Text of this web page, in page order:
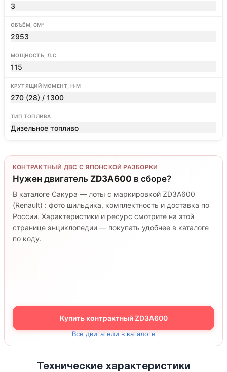
3
ОБЪЁМ, СМ³
2953
МОЩНОСТЬ, Л.С.
115
КРУТЯЩИЙ МОМЕНТ, Н·М
270 (28) / 1300
ТИП ТОПЛИВА
Дизельное топливо
КОНТРАКТНЫЙ ДВС С ЯПОНСКОЙ РАЗБОРКИ
Нужен двигатель ZD3A600 в сборе?
В каталоге Сакура — лоты с маркировкой ZD3A600
(Renault) : фото шильдика, комплектность и доставка по
России. Характеристики и ресурс смотрите на этой
странице энциклопедии — покупать удобнее в каталоге
по коду.
Купить контрактный ZD3A600
Все двигатели в каталоге
Технические характеристики